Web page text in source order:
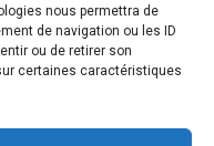
nous permettra de
de navigation ou les ID
ou de retirer son
certaines caractéristiques